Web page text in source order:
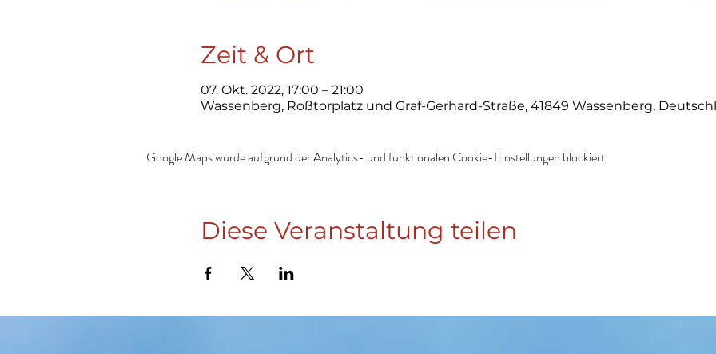
Zeit & Ort
07. Okt. 2022, 17:00 – 21:00
Wassenberg, Roßtorplatz und Graf-Gerhard-Straße, 41849 Wassenberg,
Google Maps wurde aufgrund der Analytics- und funktionalen Cookie-Einstellungen blockiert.
Diese Veranstaltung teilen